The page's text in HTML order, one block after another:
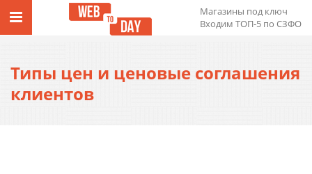
Магазины под ключ
Входим ТОП-5 по СЗФО
Типы цен и ценовые соглашения
клиентов